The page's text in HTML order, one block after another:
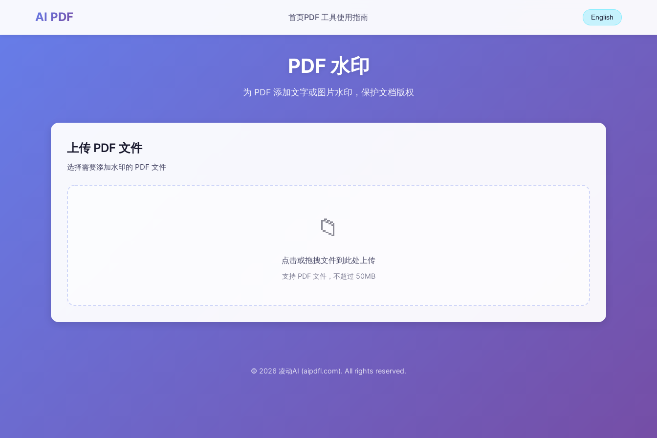
AI PDF 首页PDF 工具使用指南 English
PDF 水印
为 PDF 添加文字或图片水印，保护文档版权
上传 PDF 文件
选择需要添加水印的 PDF 文件
📁
点击或拖拽文件到此处上传
支持 PDF 文件，不超过 50MB
© 2026 凌动AI (aipdfl.com). All rights reserved.